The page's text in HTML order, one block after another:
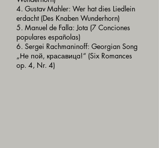
4. Gustav Mahler: Wer hat dies Liedlein
erdacht (Des Knaben Wunderhorn)
5. Manuel de Falla: Jota (7 Conciones
populares españolas)
6. Sergei Rachmaninoff: Georgian Song
„Не пой, красавицa!“ (Six Romances
op. 4, Nr. 4)